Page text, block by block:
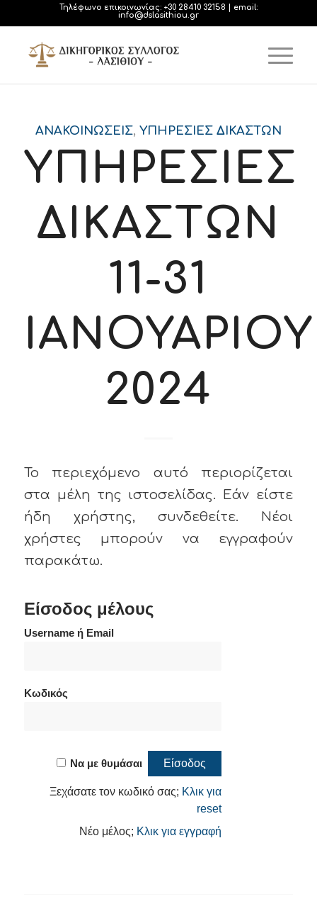
Τηλέφωνο επικοινωνίας: +30 28410 32158 | email:
info@dslasithiou.gr
ΑΝΑΚΟΙΝΏΣΕΙΣ, ΥΠΗΡΕΣΊΕΣ ΔΙΚΑΣΤΏΝ
ΥΠΗΡΕΣΙΕΣ
ΔΙΚΑΣΤΩΝ
11-31
ΙΑΝΟΥΑΡΙΟΥ
2024
Το περιεχόμενο αυτό περιορίζεται
στα μέλη της ιστοσελίδας. Εάν είστε
ήδη χρήστης, συνδεθείτε. Νέοι
χρήστες μπορούν να εγγραφούν
παρακάτω.
Είσοδος μέλους
Username ή Email
Κωδικός
Να με θυμάσαι
Ξεχάσατε τον κωδικό σας; Κλικ για
reset
Νέο μέλος; Κλικ για εγγραφή